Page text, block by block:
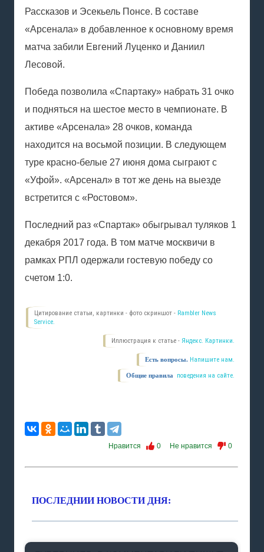
Рассказов и Эсекьель Понсе. В составе
«Арсенала» в добавленное к основному время
матча забили Евгений Луценко и Даниил
Лесовой.
Победа позволила «Спартаку» набрать 31 очко
и подняться на шестое место в чемпионате. В
активе «Арсенала» 28 очков, команда
находится на восьмой позиции. В следующем
туре красно-белые 27 июня дома сыграют с
«Уфой». «Арсенал» в тот же день на выезде
встретится с «Ростовом».
Последний раз «Спартак» обыгрывал туляков 1
декабря 2017 года. В том матче москвичи в
рамках РПЛ одержали гостевую победу со
счетом 1:0.
Цитирование статьи, картинки - фото скриншот - Rambler News
Service.
Иллюстрация к статье - Яндекс. Картинки.
Есть вопросы. Напишите нам.
Общие правила поведения на сайте.
Нравится 0 Не нравится 0
ПОСЛЕДНИИ НОВОСТИ ДНЯ: